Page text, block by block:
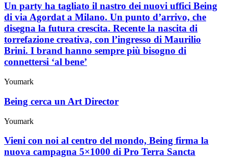
Un party ha tagliato il nastro dei nuovi uffici Being
di via Agordat a Milano. Un punto d’arrivo, che
disegna la futura crescita. Recente la nascita di
torrefazione creativa, con l’ingresso di Maurilio
Brini. I brand hanno sempre più bisogno di
connettersi ‘al bene’
Youmark
Being cerca un Art Director
Youmark
Vieni con noi al centro del mondo, Being firma la
nuova campagna 5×1000 di Pro Terra Sancta